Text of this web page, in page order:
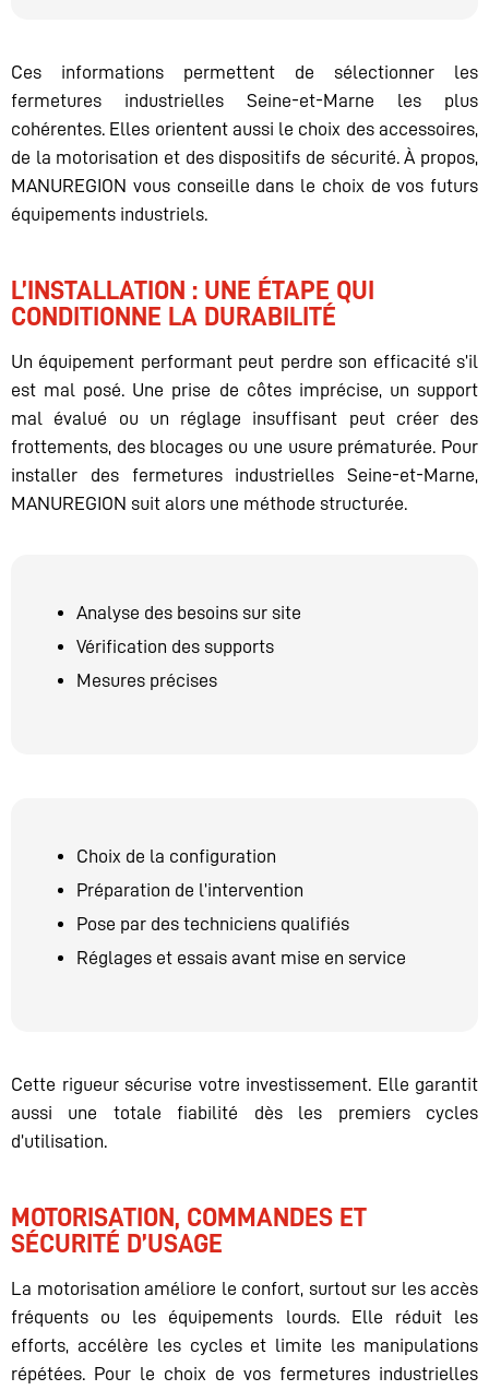
Ces informations permettent de sélectionner les
fermetures industrielles Seine-et-Marne les plus
cohérentes. Elles orientent aussi le choix des accessoires,
de la motorisation et des dispositifs de sécurité. À propos,
MANUREGION vous conseille dans le choix de vos futurs
équipements industriels.
L’INSTALLATION : UNE ÉTAPE QUI
CONDITIONNE LA DURABILITÉ
Un équipement performant peut perdre son efficacité s’il
est mal posé. Une prise de côtes imprécise, un support
mal évalué ou un réglage insuffisant peut créer des
frottements, des blocages ou une usure prématurée. Pour
installer des fermetures industrielles Seine-et-Marne,
MANUREGION suit alors une méthode structurée.
Analyse des besoins sur site
Vérification des supports
Mesures précises
Choix de la configuration
Préparation de l’intervention
Pose par des techniciens qualifiés
Réglages et essais avant mise en service
Cette rigueur sécurise votre investissement. Elle garantit
aussi une totale fiabilité dès les premiers cycles
d’utilisation.
MOTORISATION, COMMANDES ET
SÉCURITÉ D’USAGE
La motorisation améliore le confort, surtout sur les accès
fréquents ou les équipements lourds. Elle réduit les
efforts, accélère les cycles et limite les manipulations
répétées. Pour le choix de vos fermetures industrielles